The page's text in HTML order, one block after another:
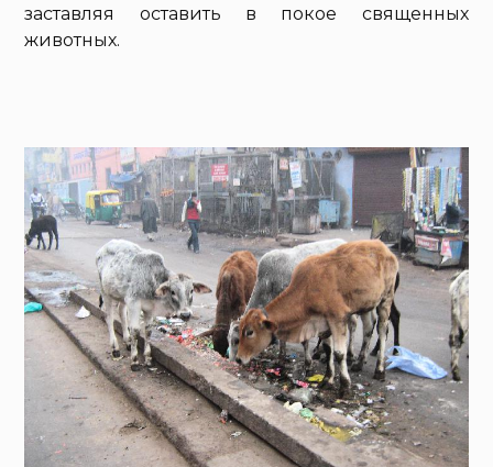
заставляя оставить в покое священных
животных.